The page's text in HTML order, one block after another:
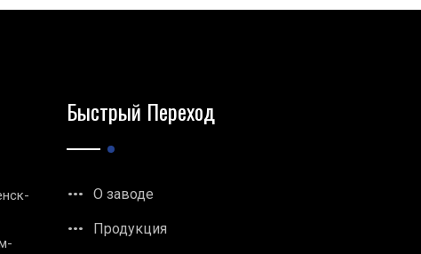
Быстрый Переход
О заводе
Продукция